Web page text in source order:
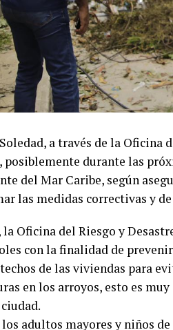
a través de la Oficina
posiblemente durante las
del Mar Caribe, según
las medidas correctivas y
Oficina del Riesgo y
con la finalidad de
de las viviendas para
en los arroyos, esto es
los adultos mayores y niños